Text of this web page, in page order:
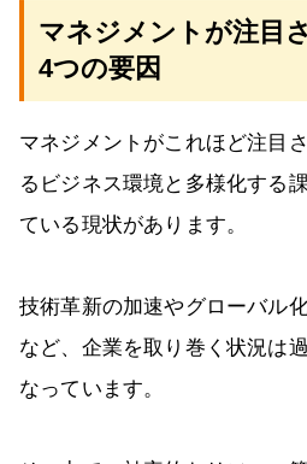
マネジメントが注目
4つの要因
マネジメントがこれほど注目
るビジネス環境と多様化する
ている現状があります。
技術革新の加速やグローバル
など、企業を取り巻く状況は
なっています。